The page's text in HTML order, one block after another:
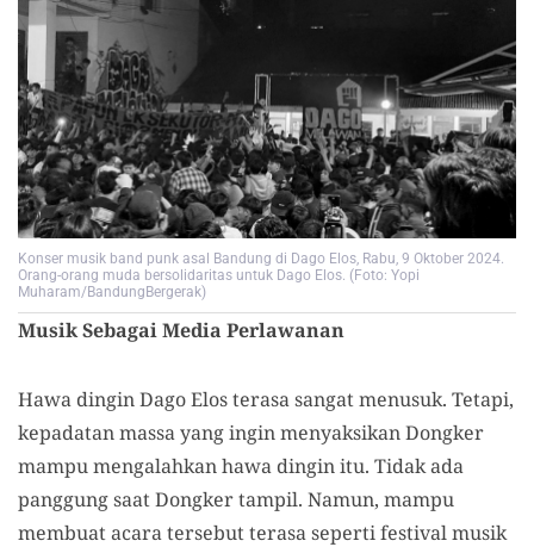
Konser musik band punk asal Bandung di Dago Elos, Rabu, 9 Oktober 2024.
Orang-orang muda bersolidaritas untuk Dago Elos. (Foto: Yopi
Muharam/BandungBergerak)
Musik Sebagai Media Perlawanan
Hawa dingin Dago Elos terasa sangat menusuk. Tetapi,
kepadatan massa yang ingin menyaksikan Dongker
mampu mengalahkan hawa dingin itu. Tidak ada
panggung saat Dongker tampil. Namun, mampu
membuat acara tersebut terasa seperti festival musik